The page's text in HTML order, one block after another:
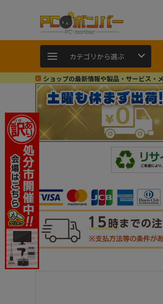
カテゴリから選ぶ
ショップの最新情報や製品・サービス・